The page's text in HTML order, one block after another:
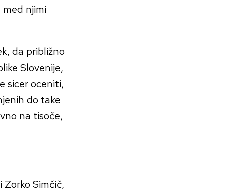
njimi
da približno
Slovenije,
sicer oceniti,
do take
na tisoče,
Simčič,